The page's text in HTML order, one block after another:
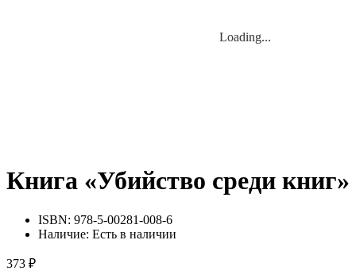
Loading...
Loading...
Книга «Убийство среди книг»
ISBN: 978-5-00281-008-6
Наличие: Есть в наличии
373 ₽